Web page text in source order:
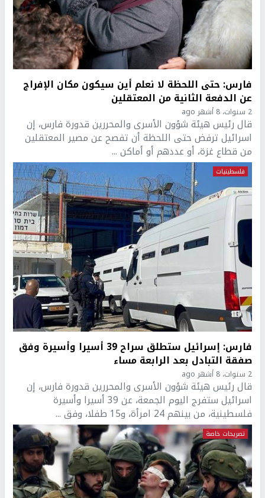
فارس: حتى اللحظة لا نعلم أين سيكون مكان الإفراج
عن الدفعة الثانية من المعتقلين
2 سنوات، 8 أشهر ago
قال رئيس هيئة شؤون الأسرى والمحررين قدورة فارس، إن
اسرائيل ترفض حتى اللحظة أن تفصح عن مصير المعتقلين
من قطاع غزة، أو عددهم أو أماكن ...
فلسطينيات
فارس: إسرائيل ستطلق سراح 39 أسيرا وأسيرة وفق
صفقة التبادل بعد الرابعة مساء
2 سنوات، 8 أشهر ago
قال رئيس هيئة شؤون الأسرى والمحررين قدورة فارس، إن
اسرائيل ستفرج اليوم الجمعة، عن 39 أسيرا وأسيرة
فلسطينية، من بينهم 24 امرأة، و15 طفلا، وفق ...
تصريحات خاصة